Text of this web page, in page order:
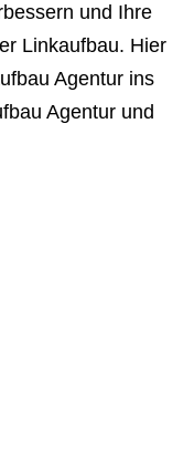
und Ihre
Linkaufbau. Hier
Agentur ins
Agentur und